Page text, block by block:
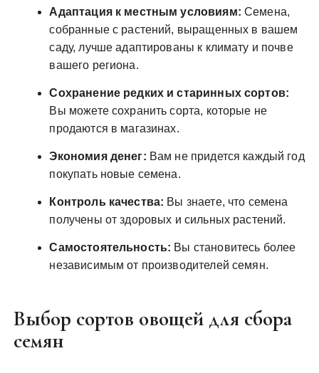
Адаптация к местным условиям: Семена,
собранные с растений, выращенных в вашем
саду, лучше адаптированы к климату и почве
вашего региона.
Сохранение редких и старинных сортов:
Вы можете сохранить сорта, которые не
продаются в магазинах.
Экономия денег: Вам не придется каждый год
покупать новые семена.
Контроль качества: Вы знаете, что семена
получены от здоровых и сильных растений.
Самостоятельность: Вы становитесь более
независимым от производителей семян.
Выбор сортов овощей для сбора
семян